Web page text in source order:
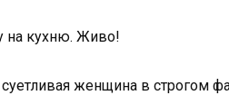
на кухню. Живо!
женщина в строгом